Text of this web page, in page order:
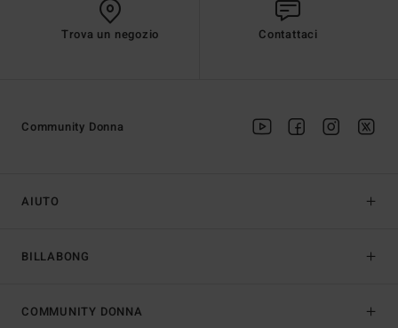
Trova un negozio Contattaci
AIUTO
BILLABONG
Community Donna
COMMUNITY DONNA